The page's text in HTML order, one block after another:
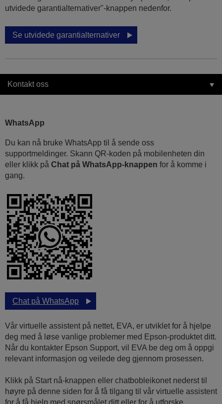
utvidede garantialternativer"-knappen nedenfor.
Se utvidede garantialternativer
Kontakt oss
WhatsApp
Du kan nå bruke WhatsApp til å sende oss
supportmeldinger. Skann QR-koden på mobilenheten din
eller klikk på Chat på WhatsApp-knappen for å komme i
gang.
Chat på WhatsApp
Vår virtuelle assistent på nettet, EVA, er utviklet for å hjelpe
deg med å løse vanlige problemer med Epson-produktet ditt.
Når du kontakter Epson Support, vil EVA be deg om å oppgi
relevant informasjon og veilede deg gjennom prosessen.
Klikk på Start nå-knappen eller chatbobleikonet nederst til
høyre på denne siden for å få tilgang til vår virtuelle assistent